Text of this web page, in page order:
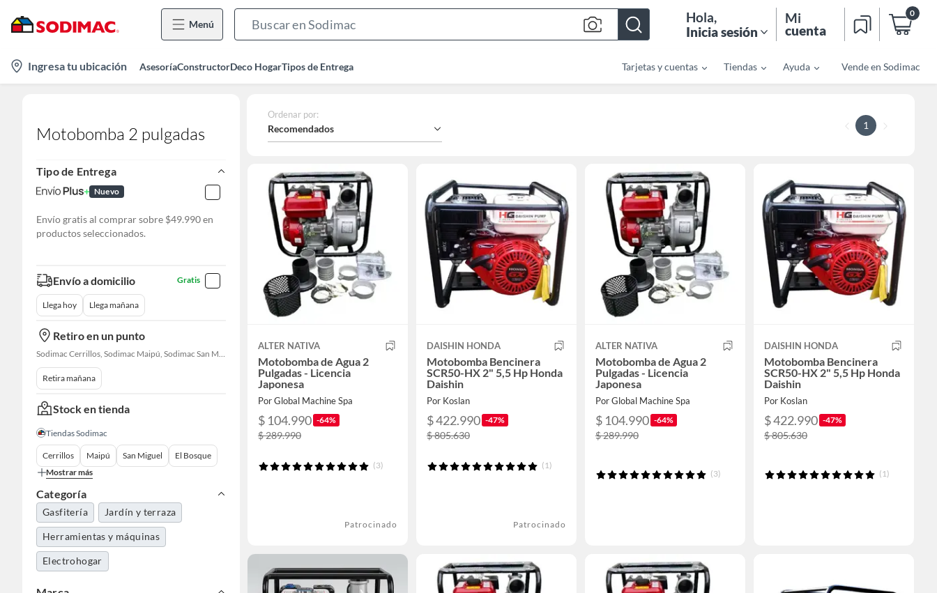
Menú
Bar
Hola,
Inicia sesión
Mi
cuenta
0
location-
icon
Ingresa tu ubicación AsesoríaConstructorDeco HogarTipos de Entrega Tarjetas y cuentas Tiendas Ayuda Vende en Sodimac
Motobomba 2 pulgadas
Tipo de Entrega
Nuevo
Envío gratis al comprar sobre $49.990 en
productos seleccionados.
Envío a domicilio Gratis
Llega hoy Llega mañana
Retiro en un punto
Sodimac Cerrillos, Sodimac Maipú, Sodimac San Miguel, Sodimac El Bosque, Sodimac San Bernardo, Constructor Cantagallo, Sodimac Talagante, Sodimac San Fernando
Retira mañana
Stock en tienda
Tiendas Sodimac
Cerrillos Maipú San Miguel
El Bosque
Mostrar más
Categoría
Gasfitería Jardín y terraza
Herramientas y máquinas
Electrohogar
Ordenar por:
Recomendados 1
ALTER NATIVA
Motobomba de Agua 2
Pulgadas - Licencia
Japonesa
Por Global Machine Spa
$ 104.990 -64%
$ 289.990
(3)
Patrocinado
DAISHIN HONDA
Motobomba Bencinera
SCR50-HX 2" 5,5 Hp Honda
Daishin
Por Koslan
$ 422.990 -47%
$ 805.630
(1)
Patrocinado
ALTER NATIVA
Motobomba de Agua 2
Pulgadas - Licencia
Japonesa
Por Global Machine Spa
$ 104.990 -64%
$ 289.990
(3)
DAISHIN HONDA
Motobomba Bencinera
SCR50-HX 2" 5,5 Hp Honda
Daishin
Por Koslan
$ 422.990 -47%
$ 805.630
(1)